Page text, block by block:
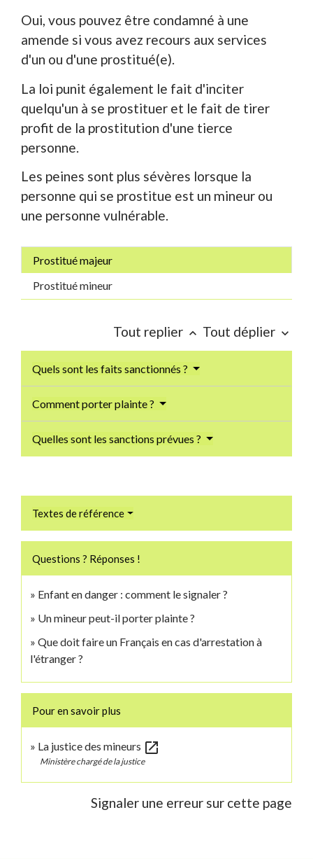
Oui, vous pouvez être condamné à une
amende si vous avez recours aux services
d'un ou d'une prostitué(e).
La loi punit également le fait d'inciter
quelqu'un à se prostituer et le fait de tirer
profit de la prostitution d'une tierce
personne.
Les peines sont plus sévères lorsque la
personne qui se prostitue est un mineur ou
une personne vulnérable.
Prostitué majeur
Prostitué mineur
Tout replier keyboard_arrow_up Tout déplier keyboard_arrow_down
Quels sont les faits sanctionnés ?
Comment porter plainte ?
Quelles sont les sanctions prévues ?
Textes de référence
Questions ? Réponses !
Enfant en danger : comment le signaler ?
Un mineur peut-il porter plainte ?
Que doit faire un Français en cas d'arrestation à
l'étranger ?
Pour en savoir plus
La justice des mineurs open_in_new
Ministère chargé de la justice
Signaler une erreur sur cette page